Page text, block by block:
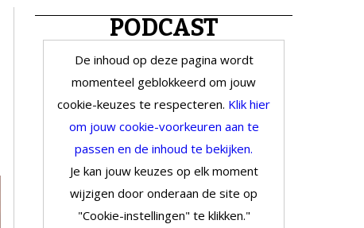
PODCAST
De inhoud op deze pagina wordt
momenteel geblokkeerd om jouw
cookie-keuzes te respecteren. Klik hier
om jouw cookie-voorkeuren aan te
passen en de inhoud te bekijken.
Je kan jouw keuzes op elk moment
wijzigen door onderaan de site op
"Cookie-instellingen" te klikken."